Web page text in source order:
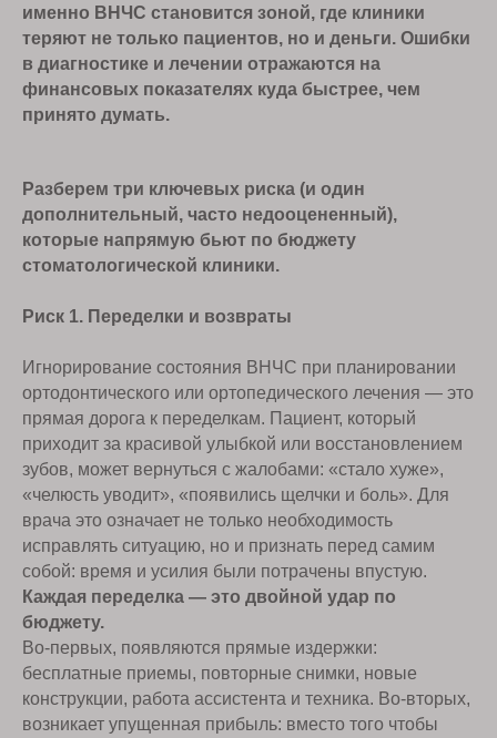
именно ВНЧС становится зоной, где клиники
теряют не только пациентов, но и деньги. Ошибки
в диагностике и лечении отражаются на
финансовых показателях куда быстрее, чем
принято думать.
Разберем три ключевых риска (и один
дополнительный, часто недооцененный),
которые напрямую бьют по бюджету
стоматологической клиники.
Риск 1. Переделки и возвраты
Игнорирование состояния ВНЧС при планировании
ортодонтического или ортопедического лечения — это
прямая дорога к переделкам. Пациент, который
приходит за красивой улыбкой или восстановлением
зубов, может вернуться с жалобами: «стало хуже»,
«челюсть уводит», «появились щелчки и боль». Для
врача это означает не только необходимость
исправлять ситуацию, но и признать перед самим
собой: время и усилия были потрачены впустую.
Каждая переделка — это двойной удар по
бюджету.
Во-первых, появляются прямые издержки:
бесплатные приемы, повторные снимки, новые
конструкции, работа ассистента и техника. Во-вторых,
возникает упущенная прибыль: вместо того чтобы